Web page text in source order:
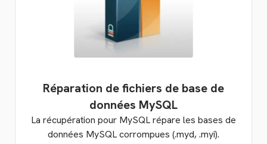
Réparation de fichiers de base de
données MySQL
La récupération pour MySQL répare les bases de
données MySQL corrompues (.myd, .myi).